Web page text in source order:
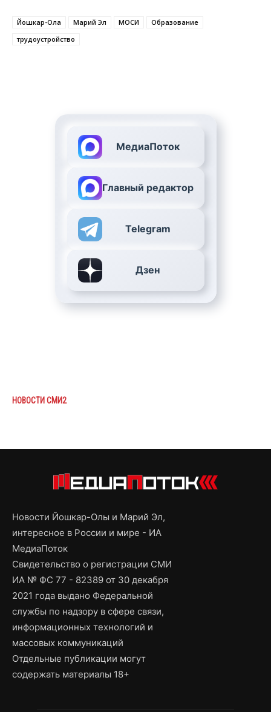
Йошкар-Ола Марий Эл МОСИ
Образование
трудоустройство
МедиаПоток
Главный редактор
Telegram
Дзен
НОВОСТИ СМИ2
Новости Йошкар-Олы и Марий Эл,
интересное в России и мире - ИА
МедиаПоток
Свидетельство о регистрации СМИ
ИА № ФС 77 - 82389 от 30 декабря
2021 года выдано Федеральной
службы по надзору в сфере связи,
информационных технологий и
массовых коммуникаций
Отдельные публикации могут
содержать материалы 18+